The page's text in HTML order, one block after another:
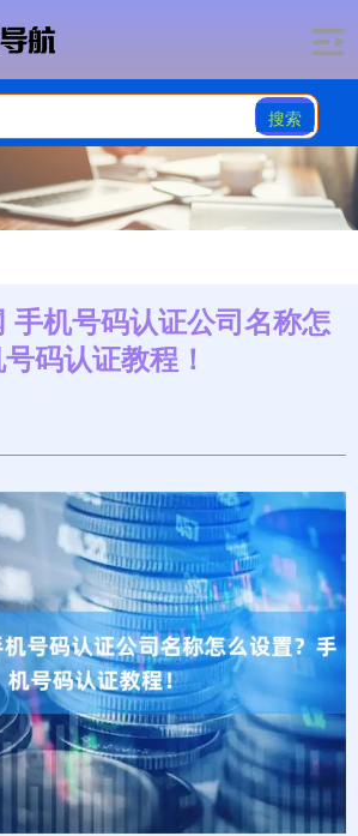
搜索
手机号码认证公司名称怎
码认证教程！